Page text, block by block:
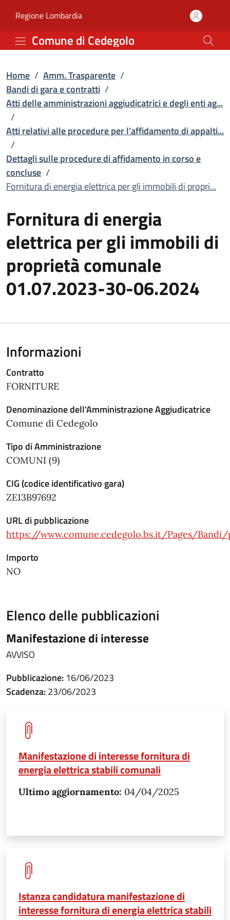
Fornitura di energia
Regione Lombardia(apre in un'altra scheda).
Comune di Cedegolo
Home / Amm. Trasparente /
Bandi di gara e contratti /
Atti delle amministrazioni aggiudicatrici e degli enti ag...
/
Atti relativi alle procedure per l’affidamento di appalti...
/
Dettagli sulle procedure di affidamento in corso e
concluse /
Fornitura di energia elettrica per gli immobili di propri...
Fornitura di energia
elettrica per gli immobili di
proprietà comunale
01.07.2023-30-06.2024
Informazioni
Contratto
FORNITURE
Denominazione dell'Amministrazione Aggiudicatrice
Comune di Cedegolo
Tipo di Amministrazione
COMUNI (9)
CIG (codice identificativo gara)
ZE13B97692
URL di pubblicazione
https://www.comune.cedegolo.bs.it/Pages/
Importo
NO
Elenco delle pubblicazioni
Manifestazione di interesse
AVVISO
Pubblicazione: 16/06/2023
Scadenza:23/06/2023
Manifestazione di interesse fornitura di
energia elettrica stabili comunali
Ultimo aggiornamento: 04/04/2025
Istanza candidatura manifestazione di
interesse fornitura di energia elettrica stabili